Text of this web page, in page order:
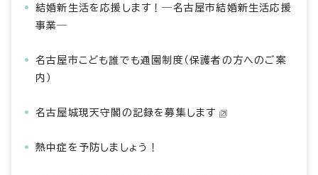
結婚新生活を応援します！―名古屋市結婚新生活応援
事業―
名古屋市こども誰でも通園制度（保護者の方へのご案
内）
名古屋城現天守閣の記録を募集します
熱中症を予防しましょう！